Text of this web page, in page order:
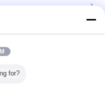
ล้อม
พ for?